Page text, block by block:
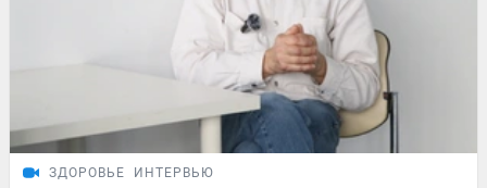
ЗДОРОВЬЕ ИНТЕРВЬЮ